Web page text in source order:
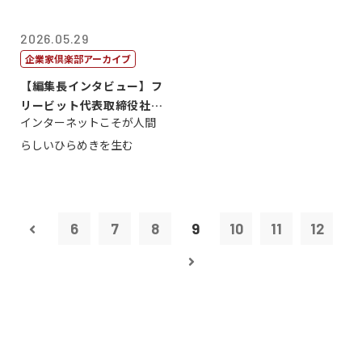
2026.05.29
企業家倶楽部アーカイブ
【編集長インタビュー】フ
リービット代表取締役社長
ＣＥＯ 石田...
インターネットこそが人間
らしいひらめきを生む
6 7 8 9 10 11 12